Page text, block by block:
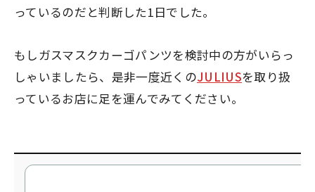
っているのだと判断した1日でした。
もしガスマスクカーゴパンツを検討中の方がいらっ
しゃいましたら、是非一度近くのJULIUSを取り扱
っているお店に足を運んでみてください。